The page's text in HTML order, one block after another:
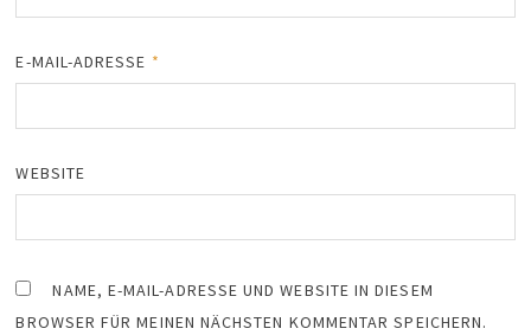
E-MAIL-ADRESSE *
WEBSITE
NAME, E-MAIL-ADRESSE UND WEBSITE IN DIESEM
BROWSER FÜR MEINEN NÄCHSTEN KOMMENTAR SPEICHERN.